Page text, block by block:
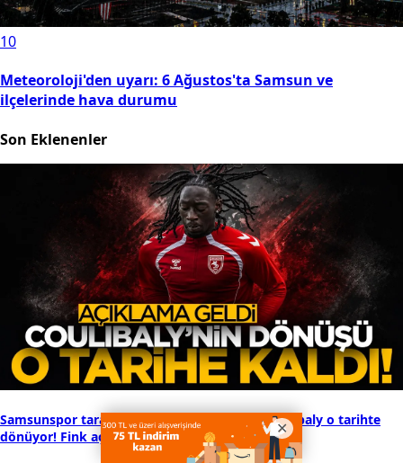
10
Meteoroloji'den uyarı: 6 Ağustos'ta Samsun ve
ilçelerinde hava durumu
Son Eklenenler
Samsunspor taraftarı merakla bekliyordu: Coulibaly o tarihte
dönüyor! Fink açıkladı